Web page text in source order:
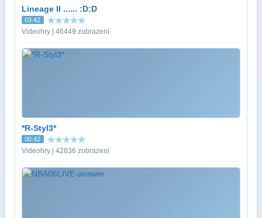
Lineage II ...... :D:D
03:42
Videohry | 46449 zobrazení
*R-Styl3*
00:42
Videohry | 42836 zobrazení